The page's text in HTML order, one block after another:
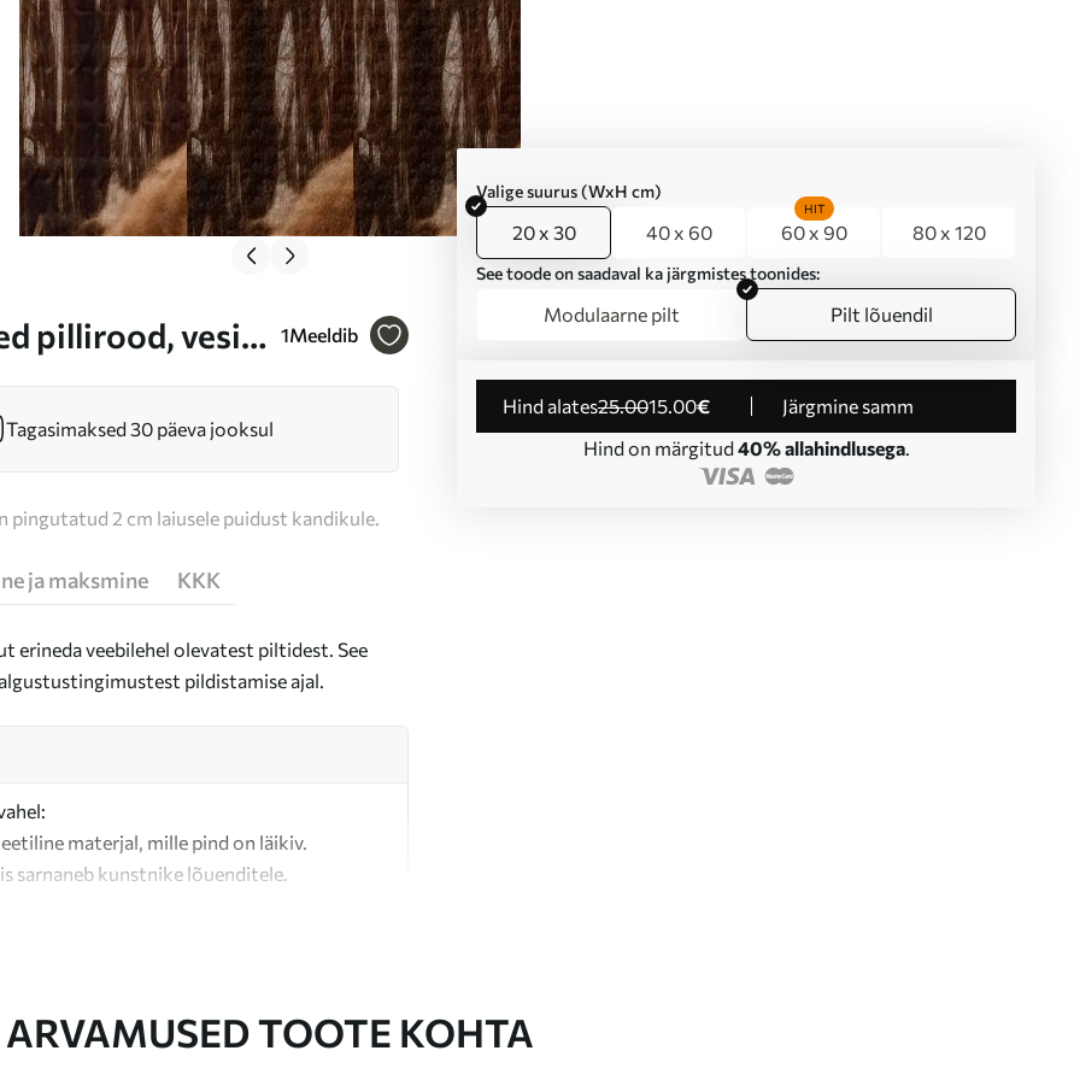
pillirood, vesi
1Meeldib
Valige suurus (WxH cm)
20 x 30 40 x 60 60 x 90
HIT
80 x 120
See toode on saadaval ka järgmistes toonides:
Modulaarne pilt Pilt lõuendil
Hind alates25.0015.00€
Järgmine samm
Hind on märgitud 40% allahindlusega.
Tagasimaksed 30 päeva jooksul
pingutatud 2 cm laiusele puidust kandikule.
ja maksmine KKK
erineda veebilehel olevatest piltidest. See
pildistamise ajal.
materjal, mille pind on läikiv.
sarnaneb kunstnike lõuenditele.
ARVAMUSED TOOTE KOHTA